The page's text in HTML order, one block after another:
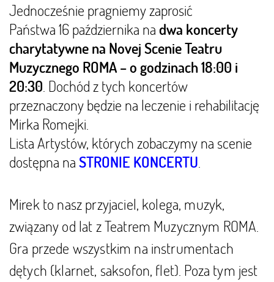
Jednocześnie pragniemy zaprosić
Państwa 16 października na dwa koncerty
charytatywne na Novej Scenie Teatru
Muzycznego ROMA – o godzinach 18:00 i
20:30 . Dochód z tych koncertów
przeznaczony będzie na leczenie i rehabilitację
Mirka Romejki.
Lista Artystów, których zobaczymy na scenie
dostępna na STRONIE KONCERTU
Mirek to nasz przyjaciel, kolega, muzyk,
związany od lat z Teatrem Muzycznym ROMA.
Gra przede wszystkim na instrumentach
dętych (klarnet, saksofon, flet). Poza tym jest